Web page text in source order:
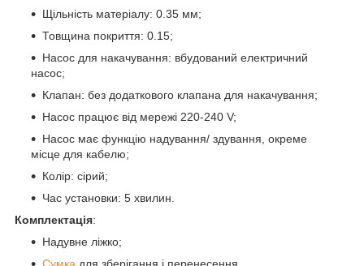
Щільність матеріалу: 0.35 мм;
Товщина покриття: 0.15;
Насос для накачування: вбудований електричний
насос;
Клапан: без додаткового клапана для накачування;
Насос працює від мережі 220-240 V;
Насос має функцію надування/ здування, окреме
місце для кабелю;
Колір: сірий;
Час установки: 5 хвилин.
Комплектація:
Надувне ліжко;